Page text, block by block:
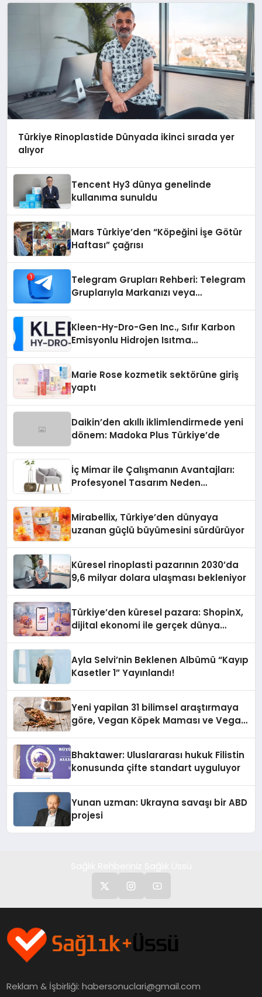
Türkiye Rinoplastide Dünyada ikinci sırada yer
alıyor
Tencent Hy3 dünya genelinde
kullanıma sunuldu
Mars Türkiye’den “Köpeğini İşe Götür
Haftası” çağrısı
Telegram Grupları Rehberi: Telegram
Gruplarıyla Markanızı veya
Kleen-Hy-Dro-Gen Inc., Sıfır Karbon
Emisyonlu Hidrojen Isıtma
Marie Rose kozmetik sektörüne giriş
yaptı
Daikin’den akıllı iklimlendirmede yeni
dönem: Madoka Plus Türkiye’de
İç Mimar ile Çalışmanın Avantajları:
Profesyonel Tasarım Neden
Mirabellix, Türkiye’den dünyaya
uzanan güçlü büyümesini sürdürüyor
Küresel rinoplasti pazarının 2030’da
9,6 milyar dolara ulaşması bekleniyor
Türkiye’den küresel pazara: ShopinX,
dijital ekonomi ile gerçek dünya
Ayla Selvi’nin Beklenen Albümü “Kayıp
Kasetler 1” Yayınlandı!
Yeni yapilan 31 bilimsel araştırmaya
göre, Vegan Köpek Maması ve Vegan
Bhaktawer: Uluslararası hukuk Filistin
konusunda çifte standart uyguluyor
Yunan uzman: Ukrayna savaşı bir ABD
projesi
Reklam & İşbirliği:habersonuclari@gmail.com